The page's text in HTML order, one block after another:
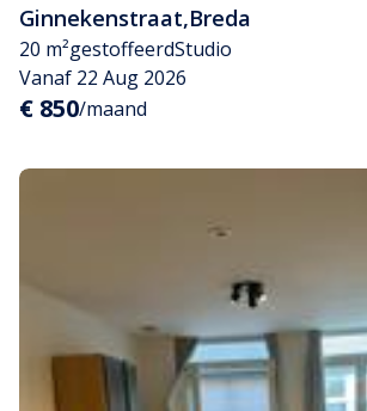
Ginnekenstraat,Breda
20 m²gestoffeerdStudio
Vanaf 22 Aug 2026
€ 850/maand